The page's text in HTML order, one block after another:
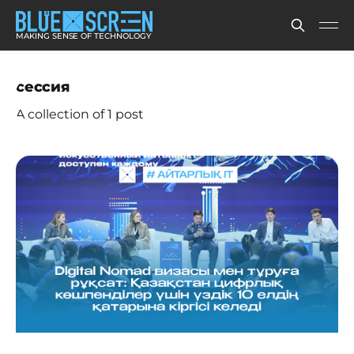
MAKING SENSE OF TECHNOLOGY
сессия
A collection of 1 post